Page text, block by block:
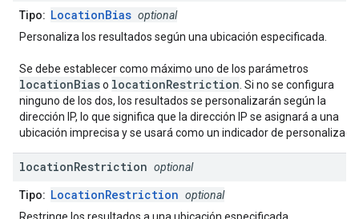
Tipo: LocationBias optional
Personaliza los resultados según una ubicación especificada.
Se debe establecer como máximo uno de los parámetros
locationBiaso locationRestriction . Si no se configura
ninguno de los dos, los resultados se personalizarán según la
dirección IP, lo que significa que la dirección IP se asignará a una
ubicación imprecisa y se usará como un indicador de
locationRestriction optional
Tipo: LocationRestriction optional